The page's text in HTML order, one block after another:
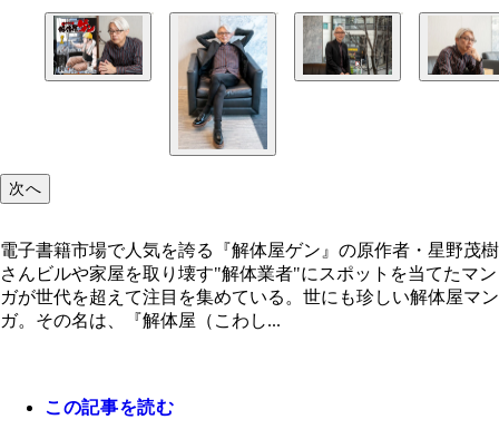
電子書籍市場で人気を誇る『解体屋ゲン』の原作
現実に向き合うマンガの存在も大切だと語る星野
電子書籍化されるまでの苦悩を語る星野茂樹さん
次へ
電子書籍市場で人気を誇る『解体屋ゲン』の原作者・星野茂樹
さんビルや家屋を取り壊す"解体業者"にスポットを当てたマン
ガが世代を超えて注目を集めている。世にも珍しい解体屋マン
ガ。その名は、『解体屋（こわし...
この記事を読む